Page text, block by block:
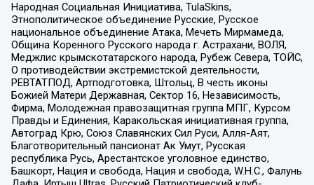
Народная Социальная Инициатива, TulaSkins,
Этнополитическое объединение Русские, Русское
национальное объединение Атака, Мечеть Мирмамеда,
Община Коренного Русского народа г. Астрахани, ВОЛЯ,
Меджлис крымскотатарского народа, Рубеж Севера, ТОЙС,
О противодействии экстремистской деятельности,
РЕВТАТПОД, Артподготовка, Штольц, В честь иконы
Божией Матери Державная, Сектор 16, Независимость,
Фирма, Молодежная правозащитная группа МПГ, Курсом
Правды и Единения, Каракольская инициативная группа,
Автоград Крю, Союз Славянских Сил Руси, Алля-Аят,
Благотворительный пансионат Ак Умут, Русская
республика Русь, Арестантское уголовное единство,
Башкорт, Нация и свобода, Нация и свобода, W.H.С., Фалунь